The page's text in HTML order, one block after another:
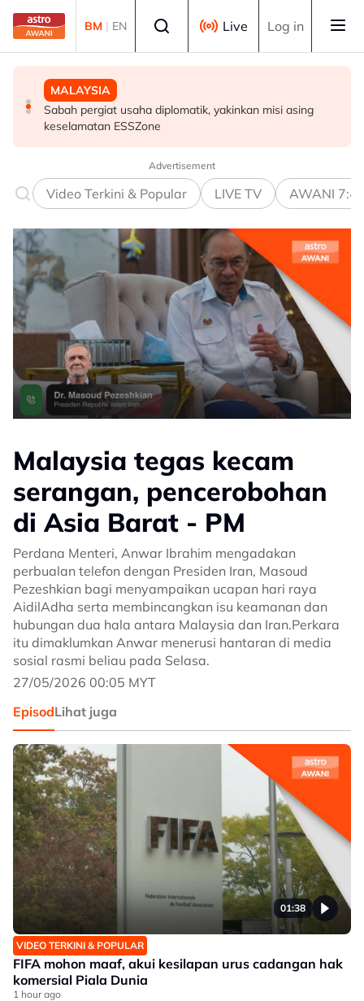
Skip to main content
BM | EN Live Log in
MALAYSIA
Sabah pergiat usaha diplomatik, yakinkan misi asing
keselamatan ESSZone
MALAYSIA
Jenazah Cik Man selamat dikebumikan di Tanah Merah
MALAYSIA
PDRM perkasa kawalan sempadan dengan AI, dron
Advertisement
Video Terkini & Popular LIVE TV AWANI
Malaysia tegas kecam
serangan, pencerobohan
di Asia Barat - PM
Perdana Menteri, Anwar Ibrahim mengadakan
perbualan telefon dengan Presiden Iran, Masoud
Pezeshkian bagi menyampaikan ucapan hari raya
AidilAdha serta membincangkan isu keamanan dan
hubungan dua hala antara Malaysia dan Iran.Perkara
itu dimaklumkan Anwar menerusi hantaran di media
sosial rasmi beliau pada Selasa.
27/05/2026 00:05 MYT
EpisodLihat juga
01:38
VIDEO TERKINI & POPULAR
FIFA mohon maaf, akui kesilapan urus cadangan hak
komersial Piala Dunia
1 hour ago